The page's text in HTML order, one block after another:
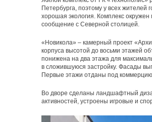
Петербурга, поэтому у всех жителей
хорошая экология. Комплекс
сообщение с Северной столицей.
«Новикола» – камерный проект
корпуса высотой до восьми этажей
понижена на два этажа для
в сложившуюся застройку. Фасады
Первые этажи отданы под
Во дворе сделаны ландшафтный
активностей, устроены игровые и